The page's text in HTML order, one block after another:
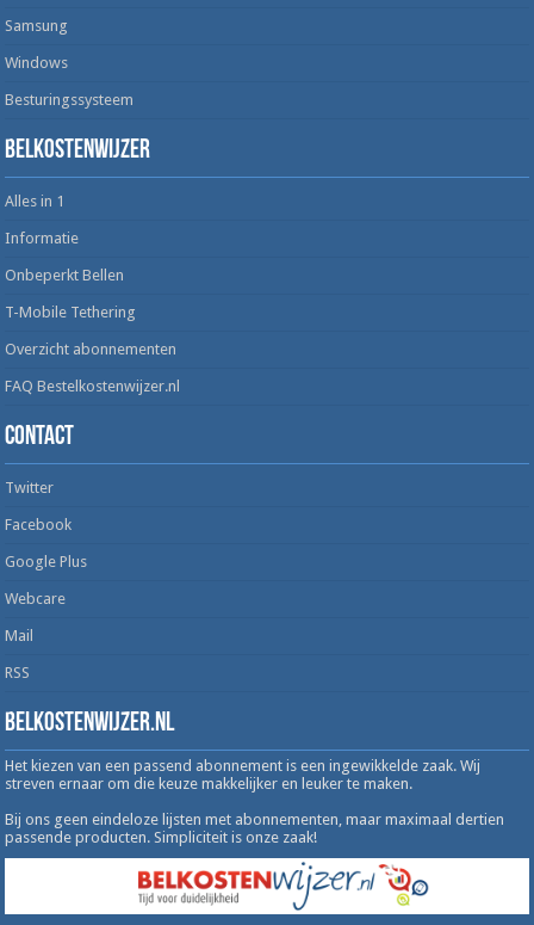
Samsung
Windows
Besturingssysteem
Belkostenwijzer
Alles in 1
Informatie
Onbeperkt Bellen
T-Mobile Tethering
Overzicht abonnementen
FAQ Bestelkostenwijzer.nl
Contact
Twitter
Facebook
Google Plus
Webcare
Mail
RSS
Belkostenwijzer.nl
Het kiezen van een passend abonnement is een ingewikkelde zaak. Wij
streven ernaar om die keuze makkelijker en leuker te maken.
Bij ons geen eindeloze lijsten met abonnementen, maar maximaal dertien
passende producten. Simpliciteit is onze zaak!